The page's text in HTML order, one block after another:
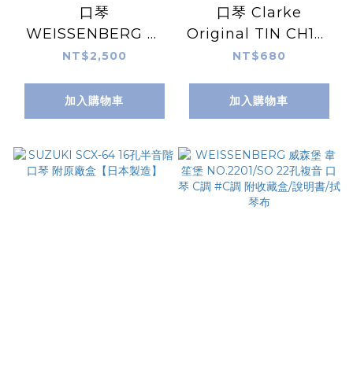
口琴
WEISSENBERG 韋
笙堡 2202 複音22孔
霧黑蓋板 / 高級簧片
台灣製
NT$2,500
加入購物車
口琴 Clarke
Original TIN CH10-
D 藍調口琴 全音階口
10孔 金色 電鍍金
NT$680
加入購物車